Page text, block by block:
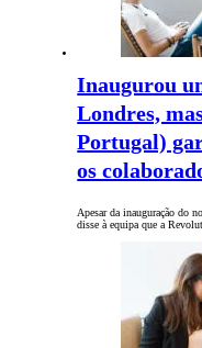
Inaugurou
Londres,
Portugal)
os
Apesar da inauguração do
disse à equipa que a